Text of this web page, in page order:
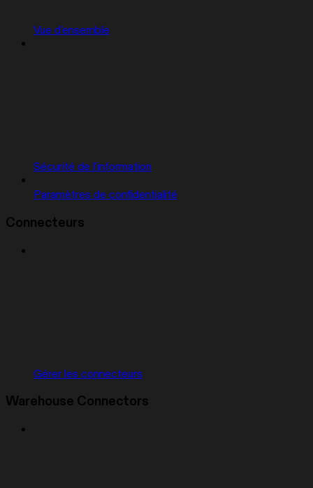
Vue d'ensemble
Sécurité de l'information
Paramètres de confidentialité
Connecteurs
Gérer les connecteurs
Warehouse Connectors